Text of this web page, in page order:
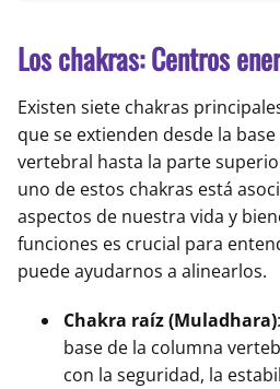
Los chakras: Centros
Existen siete chakras
que se extienden desde la
vertebral hasta la parte
uno de estos chakras está
aspectos de nuestra vida y
funciones es crucial para
puede ayudarnos a alinearlos.
Chakra raíz (Muladhara)
base de la columna
con la seguridad, la